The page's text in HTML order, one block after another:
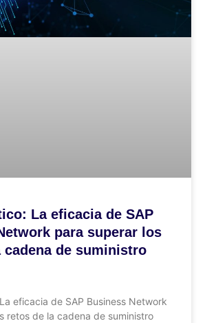
La eficacia de SAP
para superar los
cadena de suministro
eficacia de SAP Business Network
retos de la cadena de suministro